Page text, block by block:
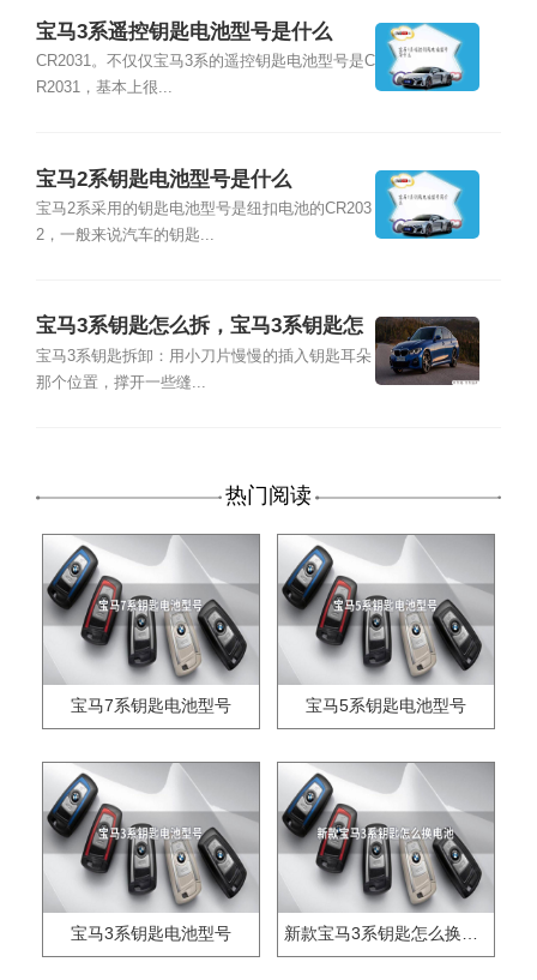
宝马3系遥控钥匙电池型号是什么
CR2031。不仅仅宝马3系的遥控钥匙电池型号是C
R2031，基本上很...
宝马2系钥匙电池型号是什么
宝马2系采用的钥匙电池型号是纽扣电池的CR203
2，一般来说汽车的钥匙...
宝马3系钥匙怎么拆，宝马3系钥匙怎
么换电池
宝马3系钥匙拆卸：用小刀片慢慢的插入钥匙耳朵
那个位置，撑开一些缝...
热门阅读
宝马7系钥匙电池型号 宝马5系钥匙电池型号
宝马3系钥匙电池型号